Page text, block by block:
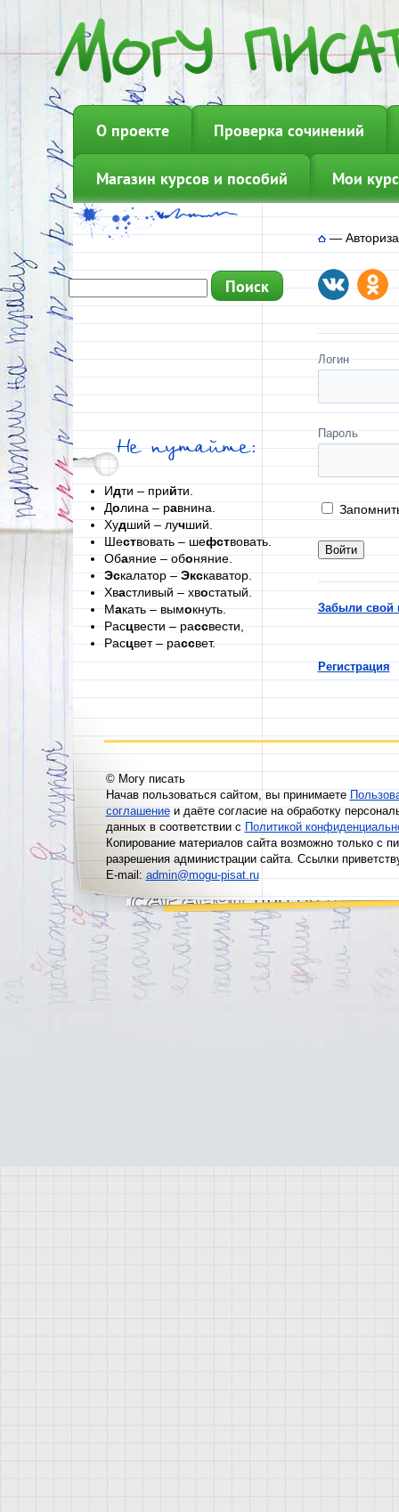
О проекте Проверка сочинений
Магазин курсов и пособий Мои
Не путайте:
Идти – прийти.
Долина – равнина.
Худший – лучший.
Шествовать – шефствовать.
Обаяние – обоняние.
Эскалатор –Экскаватор.
Хвастливый – хвостатый.
Макать – вымокнуть.
Расцвести – рассвести,
Расцвет – рассвет.
—
Логин
Пароль
Забыли свой
Регистрация
© Могу писать
Начав пользоваться сайтом, вы принимаете
соглашениеи даёте согласие на обработку
данных в соответствии сПолитикой
Копирование материалов сайта возможно только с
разрешения администрации сайта. Ссылки
E-mail:admin@mogu-pisat.ru